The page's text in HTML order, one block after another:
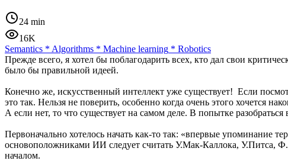
24 min
16K
Semantics * Algorithms * Machine learning * Robotics
Прежде всего, я хотел бы поблагодарить всех, кто дал свои
было бы правильной идеей.
Конечно же, искусственный интеллект уже существует! Если
это так. Нельзя не поверить, особенно когда очень этого хочется
А если нет, то что существует на самом деле. В попытке
Первоначально хотелось начать как-то так: «впервые упоминание
основоположниками ИИ следует считать У.Мак-Каллока, У.Питса,
началом.